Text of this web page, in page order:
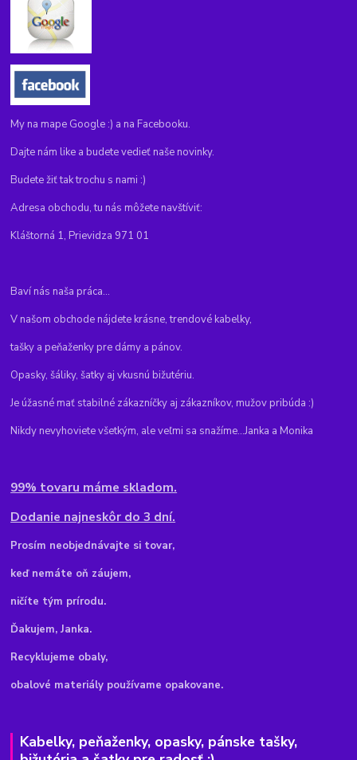
My na mape Google :) a na Facebooku.
Dajte nám like a budete vedieť naše novinky.
Budete žiť tak trochu s nami :)
Adresa obchodu, tu nás môžete navštíviť:
Kláštorná 1, Prievidza 971 01
Baví nás naša práca...
V našom obchode nájdete krásne, trendové kabelky,
tašky a peňaženky pre dámy a pánov.
Opasky, šáliky, šatky aj vkusnú bižutériu.
Je úžasné mať stabilné zákazníčky aj zákazníkov, mužov pribúda :)
Nikdy nevyhoviete všetkým, ale veľmi sa snažíme...Janka a Monika
99% tovaru máme skladom.
Dodanie najneskôr do 3 dní.
Prosím neobjednávajte si tovar,
keď nemáte oň záujem,
ničíte tým prírodu.
Ďakujem, Janka.
Recyklujeme obaly,
obalové materiály používame opakovane.
Kabelky, peňaženky, opasky, pánske tašky,